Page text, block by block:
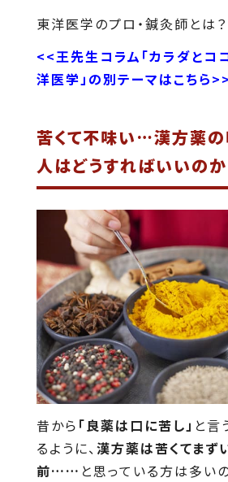
東洋医学のプロ・鍼灸師とは？
<<王先生コラム「カラダとコ
洋医学」の別テーマはこちら>>
苦くて不味い…漢方薬
人はどうすればいいのか
昔から 「良薬は口に苦し」 と言
るように、漢方薬は苦くてまず
前…… と思っている方は多い